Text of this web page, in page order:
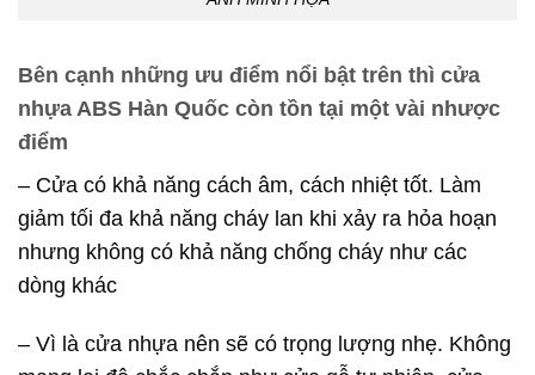
Bên cạnh những ưu điểm nổi bật trên thì cửa
nhựa ABS Hàn Quốc còn tồn tại một vài nhược
điểm
– Cửa có khả năng cách âm, cách nhiệt tốt. Làm
giảm tối đa khả năng cháy lan khi xảy ra hỏa hoạn
nhưng không có khả năng chống cháy như các
dòng khác
– Vì là cửa nhựa nên sẽ có trọng lượng nhẹ. Không